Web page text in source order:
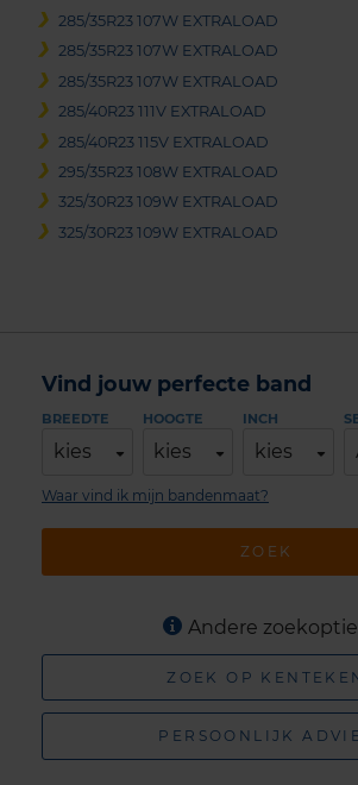
285/35R23 107W EXTRALOAD
285/35R23 107W EXTRALOAD
285/35R23 107W EXTRALOAD
285/40R23 111V EXTRALOAD
285/40R23 115V EXTRALOAD
295/35R23 108W EXTRALOAD
325/30R23 109W EXTRALOAD
325/30R23 109W EXTRALOAD
Vind jouw perfecte band
BREEDTE
kies
HOOGTE
kies
INCH
kies
ZOEK
Waar vind ik mijn bandenmaat?
Andere
ZOEK OP
PERSOONLIJK